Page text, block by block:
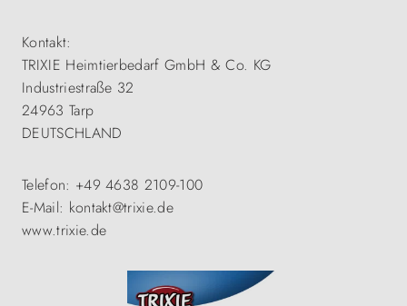
Kontakt:
TRIXIE Heimtierbedarf GmbH & Co. KG
Industriestraße 32
24963 Tarp
DEUTSCHLAND
Telefon: +49 4638 2109-100
E-Mail: kontakt@trixie.de
www.trixie.de